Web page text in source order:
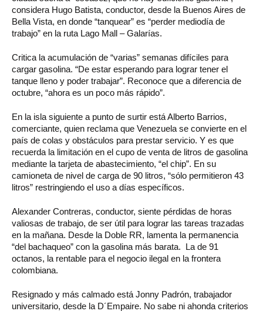
considera Hugo Batista, conductor, desde la Buenos Aires de
Bella Vista, en donde “tanquear” es “perder mediodía de
trabajo” en la ruta Lago Mall – Galarías.
Critica la acumulación de “varias” semanas difíciles para
cargar gasolina. “De estar esperando para lograr tener el
tanque lleno y poder trabajar”. Reconoce que a diferencia de
octubre, “ahora es un poco más rápido”.
En la isla siguiente a punto de surtir está Alberto Barrios,
comerciante, quien reclama que Venezuela se convierte en el
país de colas y obstáculos para prestar servicio. Y es que
recuerda la limitación en el cupo de venta de litros de gasolina
mediante la tarjeta de abastecimiento, “el chip”. En su
camioneta de nivel de carga de 90 litros, “sólo permitieron 43
litros” restringiendo el uso a días específicos.
Alexander Contreras, conductor, siente pérdidas de horas
valiosas de trabajo, de ser útil para lograr las tareas trazadas
en la mañana. Desde la Doble RR, lamenta la permanencia
“del bachaqueo” con la gasolina más barata. La de 91
octanos, la rentable para el negocio ilegal en la frontera
colombiana.
Resignado y más calmado está Jonny Padrón, trabajador
universitario, desde la D´Empaire. No sabe ni ahonda criterios